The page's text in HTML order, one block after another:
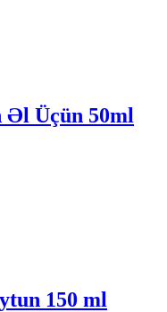
Üçün 50ml
150 ml